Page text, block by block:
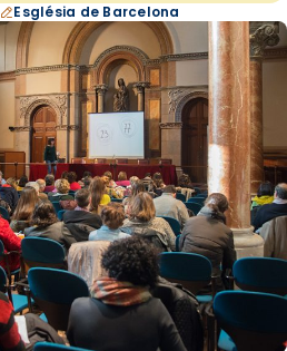
Església de Barcelona